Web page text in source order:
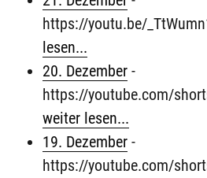
https://youtu.be/
lesen...
20. Dezember -
https://youtube.com/
weiter lesen...
19. Dezember -
https://youtube.com/